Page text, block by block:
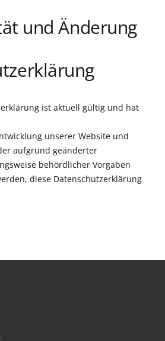
und Änderung
ist aktuell gültig und hat
unserer Website und
aufgrund geänderter
behördlicher Vorgaben
diese Datenschutzerklärung